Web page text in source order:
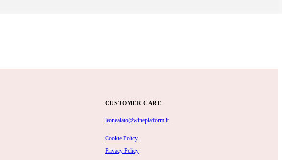
CUSTOMER CARE
leonealato@wineplatform.it
Cookie Policy
Privacy Policy